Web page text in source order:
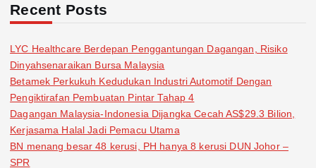
Recent Posts
LYC Healthcare Berdepan Penggantungan Dagangan, Risiko
Dinyahsenaraikan Bursa Malaysia
Betamek Perkukuh Kedudukan Industri Automotif Dengan
Pengiktirafan Pembuatan Pintar Tahap 4
Dagangan Malaysia-Indonesia Dijangka Cecah AS$29.3 Bilion,
Kerjasama Halal Jadi Pemacu Utama
BN menang besar 48 kerusi, PH hanya 8 kerusi DUN Johor –
SPR